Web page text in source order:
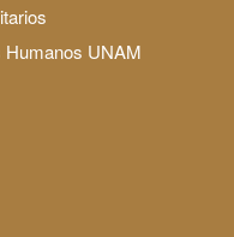
Humanos UNAM